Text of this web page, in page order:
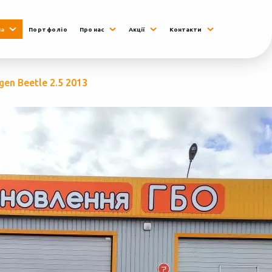
Портфоліо Про нас Акції Контакти
Beetle 2.5 2013